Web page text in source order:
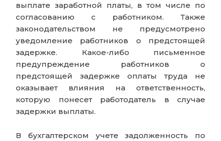
выплате заработной платы, в том числе по
согласованию с работником. Также
законодательством не предусмотрено
уведомление работников о предстоящей
задержке. Какое-либо письменное
предупреждение работников о
предстоящей задержке оплаты труда не
оказывает влияния на ответственность,
которую понесет работодатель в случае
задержки выплаты.
В бухгалтерском учете задолженность по